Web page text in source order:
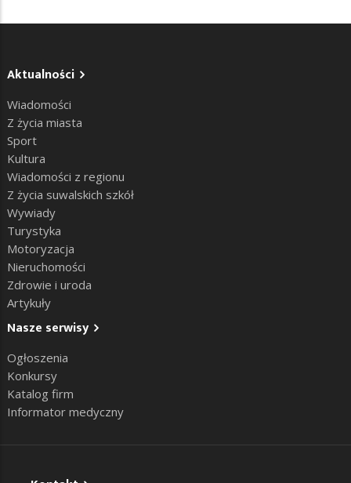
Aktualności
Wiadomości
Z życia miasta
Sport
Kultura
Wiadomości z regionu
Z życia suwalskich szkół
Wywiady
Turystyka
Motoryzacja
Nieruchomości
Zdrowie i uroda
Artykuły
Nasze serwisy
Ogłoszenia
Konkursy
Katalog firm
Informator medyczny